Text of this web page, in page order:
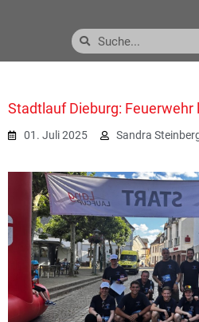
Stadtlauf Dieburg: Feuerwehr
01. Juli 2025 Sandra